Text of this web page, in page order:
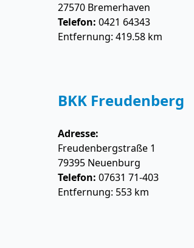
27570 Bremerhaven
Telefon: 0421 64343
Entfernung: 419.58 km
BKK Freudenberg
Adresse:
Freudenbergstraße 1
79395 Neuenburg
Telefon: 07631 71-403
Entfernung: 553 km